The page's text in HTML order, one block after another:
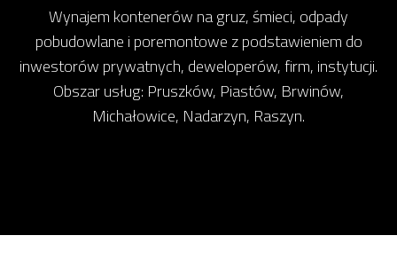
Wynajem kontenerów na gruz, śmieci, odpady
pobudowlane i poremontowe z podstawieniem do
inwestorów prywatnych, deweloperów, firm, instytucji.
Obszar usług: Pruszków, Piastów, Brwinów,
Michałowice, Nadarzyn, Raszyn.